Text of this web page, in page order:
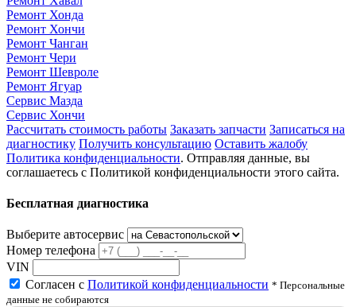
Ремонт Хонда
Ремонт Хончи
Ремонт Чанган
Ремонт Чери
Ремонт Шевроле
Ремонт Ягуар
Сервис Мазда
Сервис Хончи
Рассчитать стоимость работы Заказать запчасти Записаться на
диагностику Получить консультацию Оставить жалобу
Политика конфиденциальности. Отправляя данные, вы
соглашаетесь с Политикой конфиденциальности этого сайта.
Бесплатная диагностика
Выберите автосервис
Номер телефона
VIN
Согласен с Политикой конфиденциальности * Персональные
данные не собираются